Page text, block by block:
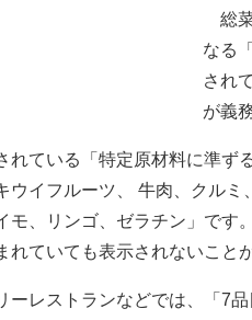
総菜
なる
され
が義
ている「特定原材料に準ず
ウイフルーツ、 牛肉、クル
モ、リンゴ、ゼラチン」で
れていても表示されないこと
レストランなどでは、「7